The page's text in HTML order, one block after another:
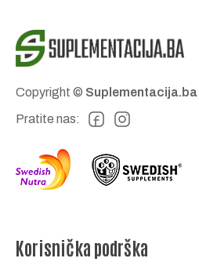
Copyright © Suplementacija.ba
Pratite nas:
Korisnička podrška